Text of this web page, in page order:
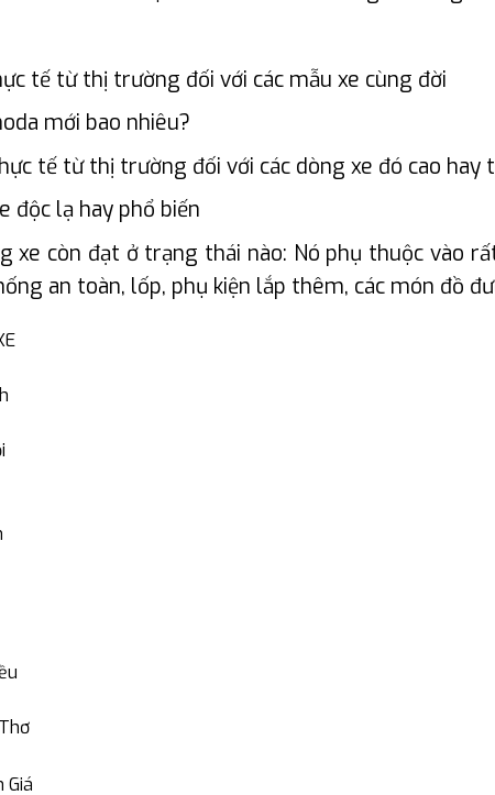
tế từ thị trường đối với các mẫu xe cùng đời
mới bao nhiêu?
tế từ thị trường đối với các dòng xe đó cao hay
độc lạ hay phổ biến
xe còn đạt ở trạng thái nào: Nó phụ thuộc vào
an toàn, lốp, phụ kiện lắp thêm, các món đồ
Giá